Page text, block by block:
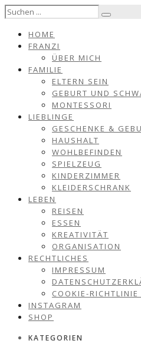
HOME
FRANZI
ÜBER MICH
FAMILIE
ELTERN SEIN
GEBURT UND
MONTESSORI
LIEBLINGE
GESCHENKE &
HAUSHALT
WOHLBEFINDEN
SPIELZEUG
KINDERZIMMER
KLEIDERSCHRANK
LEBEN
REISEN
ESSEN
KREATIVITÄT
ORGANISATION
RECHTLICHES
IMPRESSUM
COOKIE-RICHTLINIE
INSTAGRAM
SHOP
KATEGORIEN